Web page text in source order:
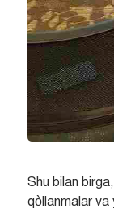
Shu bilan
qòllanmalar va